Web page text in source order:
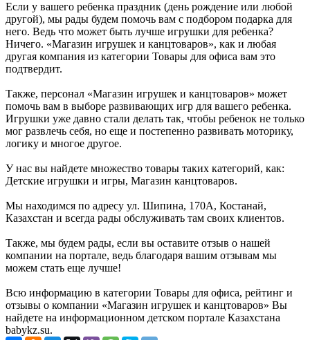
Если у вашего ребенка праздник (день рождение или любой
другой), мы рады будем помочь вам с подбором подарка для
него. Ведь что может быть лучше игрушки для ребенка?
Ничего. «Магазин игрушек и канцтоваров», как и любая
другая компания из категории Товары для офиса вам это
подтвердит.
Также, персонал «Магазин игрушек и канцтоваров» может
помочь вам в выборе развивающих игр для вашего ребенка.
Игрушки уже давно стали делать так, чтобы ребенок не только
мог развлечь себя, но еще и постепенно развивать моторику,
логику и многое другое.
У нас вы найдете множество товары таких категорий, как:
Детские игрушки и игры, Магазин канцтоваров.
Мы находимся по адресу ул. Шипина, 170А, Костанай,
Казахстан и всегда рады обслуживать там своих клиентов.
Также, мы будем рады, если вы оставите отзыв о нашей
компании на портале, ведь благодаря вашим отзывам мы
можем стать еще лучше!
Всю информацию в категории Товары для офиса, рейтинг и
отзывы о компании «Магазин игрушек и канцтоваров» Вы
найдете на информационном детском портале Казахстана
babykz.su.